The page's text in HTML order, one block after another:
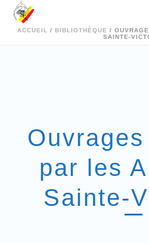
ACCUEIL / BIBLIOTHÈQUE /
SAINTE-
par les
Sainte-